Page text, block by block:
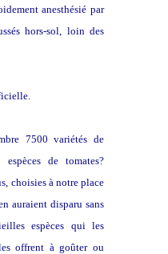
anesthésié par
hors-sol, loin des
7500 variétés de
de tomates?
choisies à notre place
auraient disparu sans
espèces qui les
offrent à goûter ou